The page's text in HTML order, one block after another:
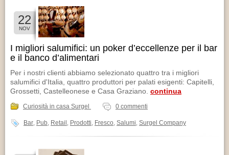
22
NOV
I migliori salumifici: un poker d’eccellenze per il bar
e il banco d’alimentari
Per i nostri clienti abbiamo selezionato quattro tra i migliori
salumifici d'Italia, quattro produttori per palati esigenti: Capitelli,
Grossetti, Castelleonese e Casa Graziano. continua
Curiosità in casa Surgel 0 commenti
Bar Pub Retail Prodotti Fresco Salumi Surgel Company